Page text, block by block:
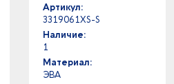
Артикул:
3319061XS-S
Наличие:
1
Материал:
ЭВА